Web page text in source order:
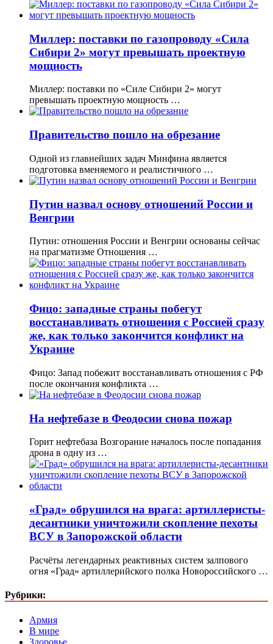
Миллер: поставки по газопроводу «Сила
Сибири 2» могут превышать проектную
мощность
Миллер: поставки по «Силе Сибири 2» могут
превышать проектную мощность …
Правительство пошло на обрезание
Одной из главнейших задач Минфина является
подготовка вменяемого и реалистичного …
Путин назвал основу отношений России и
Венгрии
Путин: отношения России и Венгрии основаны сейчас
на прагматизме Отношения …
Фицо: западные страны побегут
восстанавливать отношения с Россией сразу
же, как только закончится конфликт на
Украине
Фицо: Запад побежит восстанавливать отношения с РФ
после окончания конфликта …
На нефтебазе в Феодосии снова пожар
Горит нефтебаза Возгорание началось после попадания
дрона в одну из …
«Град» обрушился на врага: артиллеристы-
десантники уничтожили скопление пехоты
ВСУ в Запорожской области
Расчёты легендарных реактивных систем залпового
огня «Град» артиллерийского полка Новороссийского …
Рубрики:
Армия
В мире